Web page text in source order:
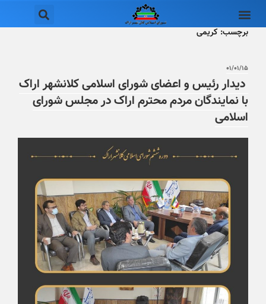
برچسب: کریمی
۰۱/۰۱/۱۵
دیدار رئیس و اعضای شورای اسلامی کلانشهر اراک
با نمایندگان مردم محترم اراک در مجلس شورای
اسلامی